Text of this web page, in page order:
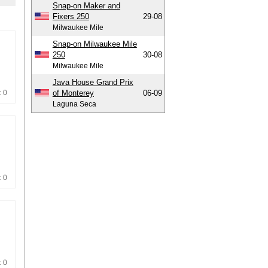
0
0
0
Snap-on Maker and
Fixers 250
Milwaukee Mile
29-08
Snap-on Milwaukee Mile
250
Milwaukee Mile
30-08
Java House Grand Prix
of Monterey
Laguna Seca
06-09